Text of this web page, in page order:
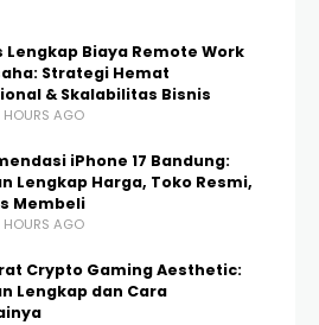
Lengkap Biaya Remote Work
Strategi Hemat
& Skalabilitas Bisnis
HOURS AGO
iPhone 17 Bandung:
Lengkap Harga, Toko Resmi,
Membeli
HOURS AGO
Crypto Gaming Aesthetic:
Lengkap dan Cara